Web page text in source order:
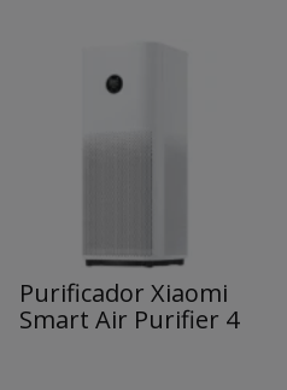
Purificador Xiaomi
Smart Air Purifier 4